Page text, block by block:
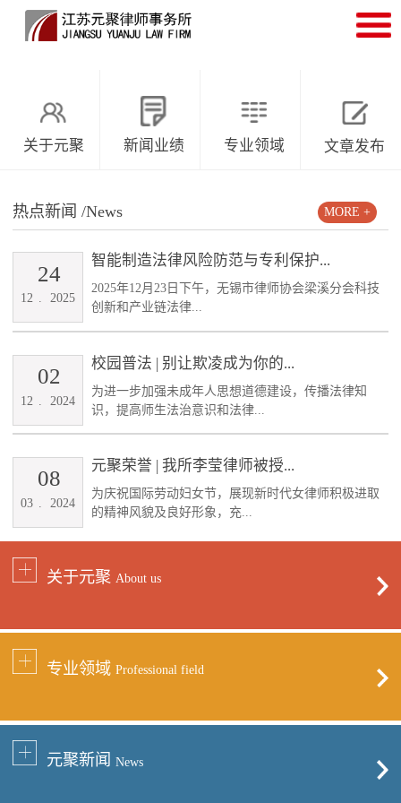
关于元聚 新闻业绩 专业领域 文章发布
热点新闻 /News
智能制造法律风险防范与专利保护...
2025年12月23日下午，无锡市律师协会梁溪分会科技
创新和产业链法律...
12 . 2025
24
校园普法 | 别让欺凌成为你的...
为进一步加强未成年人思想道德建设，传播法律知
识，提高师生法治意识和法律...
12 2024
02
元聚荣誉 | 我所李莹律师被授...
为庆祝国际劳动妇女节，展现新时代女律师积极进取
的精神风貌及良好形象，充...
03 2024
08
MORE +
关于元聚 About us
专业领域 Professional field
元聚新闻 News